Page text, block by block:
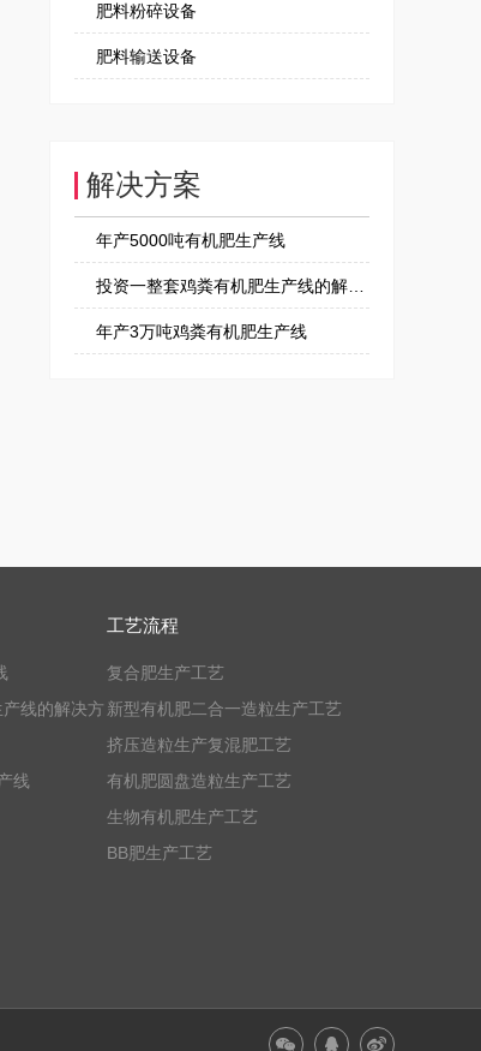
肥料粉碎设备
肥料输送设备
解决方案
年产5000吨有机肥生产线
年产3万吨鸡粪有机肥生产线
线的解决方
线
工艺流程
复合肥生产工艺
新型有机肥二合一造粒生产工艺
挤压造粒生产复混肥工艺
有机肥圆盘造粒生产工艺
生物有机肥生产工艺
BB肥生产工艺